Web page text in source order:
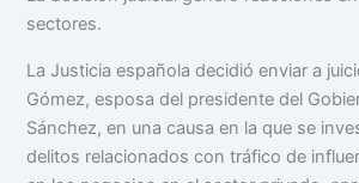
sectores.
La Justicia española decidió enviar a
Gómez, esposa del presidente del
Sánchez, en una causa en la que se
delitos relacionados con tráfico de